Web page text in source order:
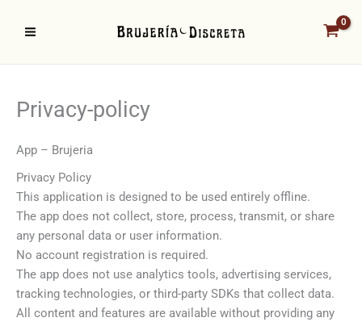
Privacy-policy
App – Brujeria
Privacy Policy
This application is designed to be used entirely offline.
The app does not collect, store, process, transmit, or share
any personal data or user information.
No account registration is required.
The app does not use analytics tools, advertising services,
tracking technologies, or third-party SDKs that collect data.
All content and features are available without providing any